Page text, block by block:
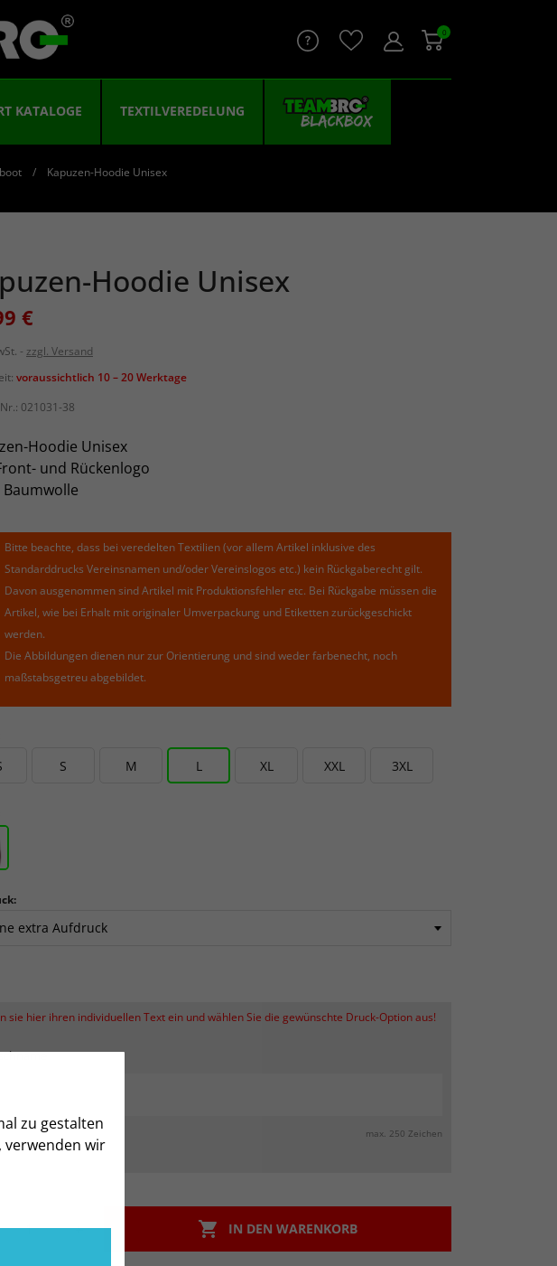
zu gestalten
wir
0
KATALOGE TEXTILVEREDELUNG
Kapuzen-Hoodie Unisex
Hoodie Unisex
€
zzgl. Versand
voraussichtlich 10 – 20 Werktage
021031-38
Hoodie Unisex
und Rückenlogo
Baumwolle
Bitte beachte, dass bei veredelten Textilien (vor allem Artikel inklusive des
Standarddrucks Vereinsnamen und/oder Vereinslogos etc.) kein Rückgaberecht gilt.
Davon ausgenommen sind Artikel mit Produktionsfehler etc. Bei Rückgabe müssen die
Artikel, wie bei Erhalt mit originaler Umverpackung und Etiketten zurückgeschickt
werden.
Die Abbildungen dienen nur zur Orientierung und sind weder farbenecht, noch
maßstabsgetreu abgebildet.
S M L XL XXL 3XL
sie hier ihren individuellen Text ein und wählen Sie die gewünschte Druck-Option aus!
max. 250 Zeichen
+  IN DEN WARENKORB